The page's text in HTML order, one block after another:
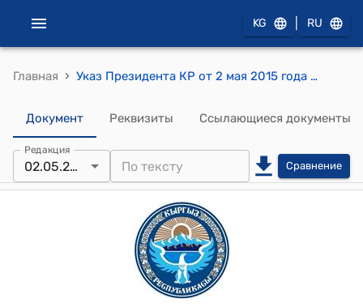
KG RU
Главная › Указ Президента КР от 2 мая 2015 года УП № 73 "О Боронове К.А."
Документ Реквизиты Ссылающиеся документы
Редакция
02.05.2015 Сравнение